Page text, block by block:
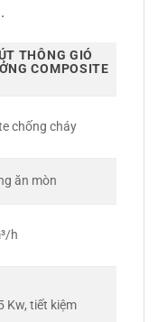
THÔNG GIÓ
COMPOSITE
chống cháy
ăn mòn
h
Kw, tiết kiệm